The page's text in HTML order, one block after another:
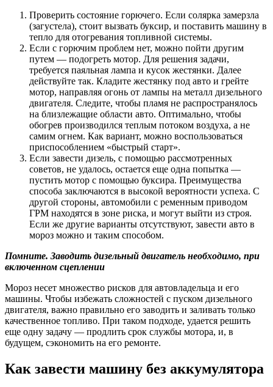
Проверить состояние горючего. Если солярка замерзла
(загустела), стоит вызвать буксир, и поставить машину в
тепло для отогревания топливной системы.
Если с горючим проблем нет, можно пойти другим
путем — подогреть мотор. Для решения задачи,
требуется паяльная лампа и кусок жестянки. Далее
действуйте так. Кладите жестянку под авто и грейте
мотор, направляя огонь от лампы на металл дизельного
двигателя. Следите, чтобы пламя не распространялось
на близлежащие области авто. Оптимально, чтобы
обогрев производился теплым потоком воздуха, а не
самим огнем. Как вариант, можно воспользоваться
приспособлением «быстрый старт».
Если завести дизель, с помощью рассмотренных
советов, не удалось, остается еще одна попытка —
пустить мотор с помощью буксира. Преимущества
способа заключаются в высокой вероятности успеха. С
другой стороны, автомобили с ременным приводом
ГРМ находятся в зоне риска, и могут выйти из строя.
Если же другие варианты отсутствуют, завести авто в
мороз можно и таким способом.
Помните. Заводить дизельный двигатель необходимо, при
включенном сцеплении
Мороз несет множество рисков для автовладельца и его
машины. Чтобы избежать сложностей с пуском дизельного
двигателя, важно правильно его заводить и заливать только
качественное топливо. При таком подходе, удается решить
еще одну задачу — продлить срок службы мотора, и, в
будущем, сэкономить на его ремонте.
Как завести машину без аккумулятора